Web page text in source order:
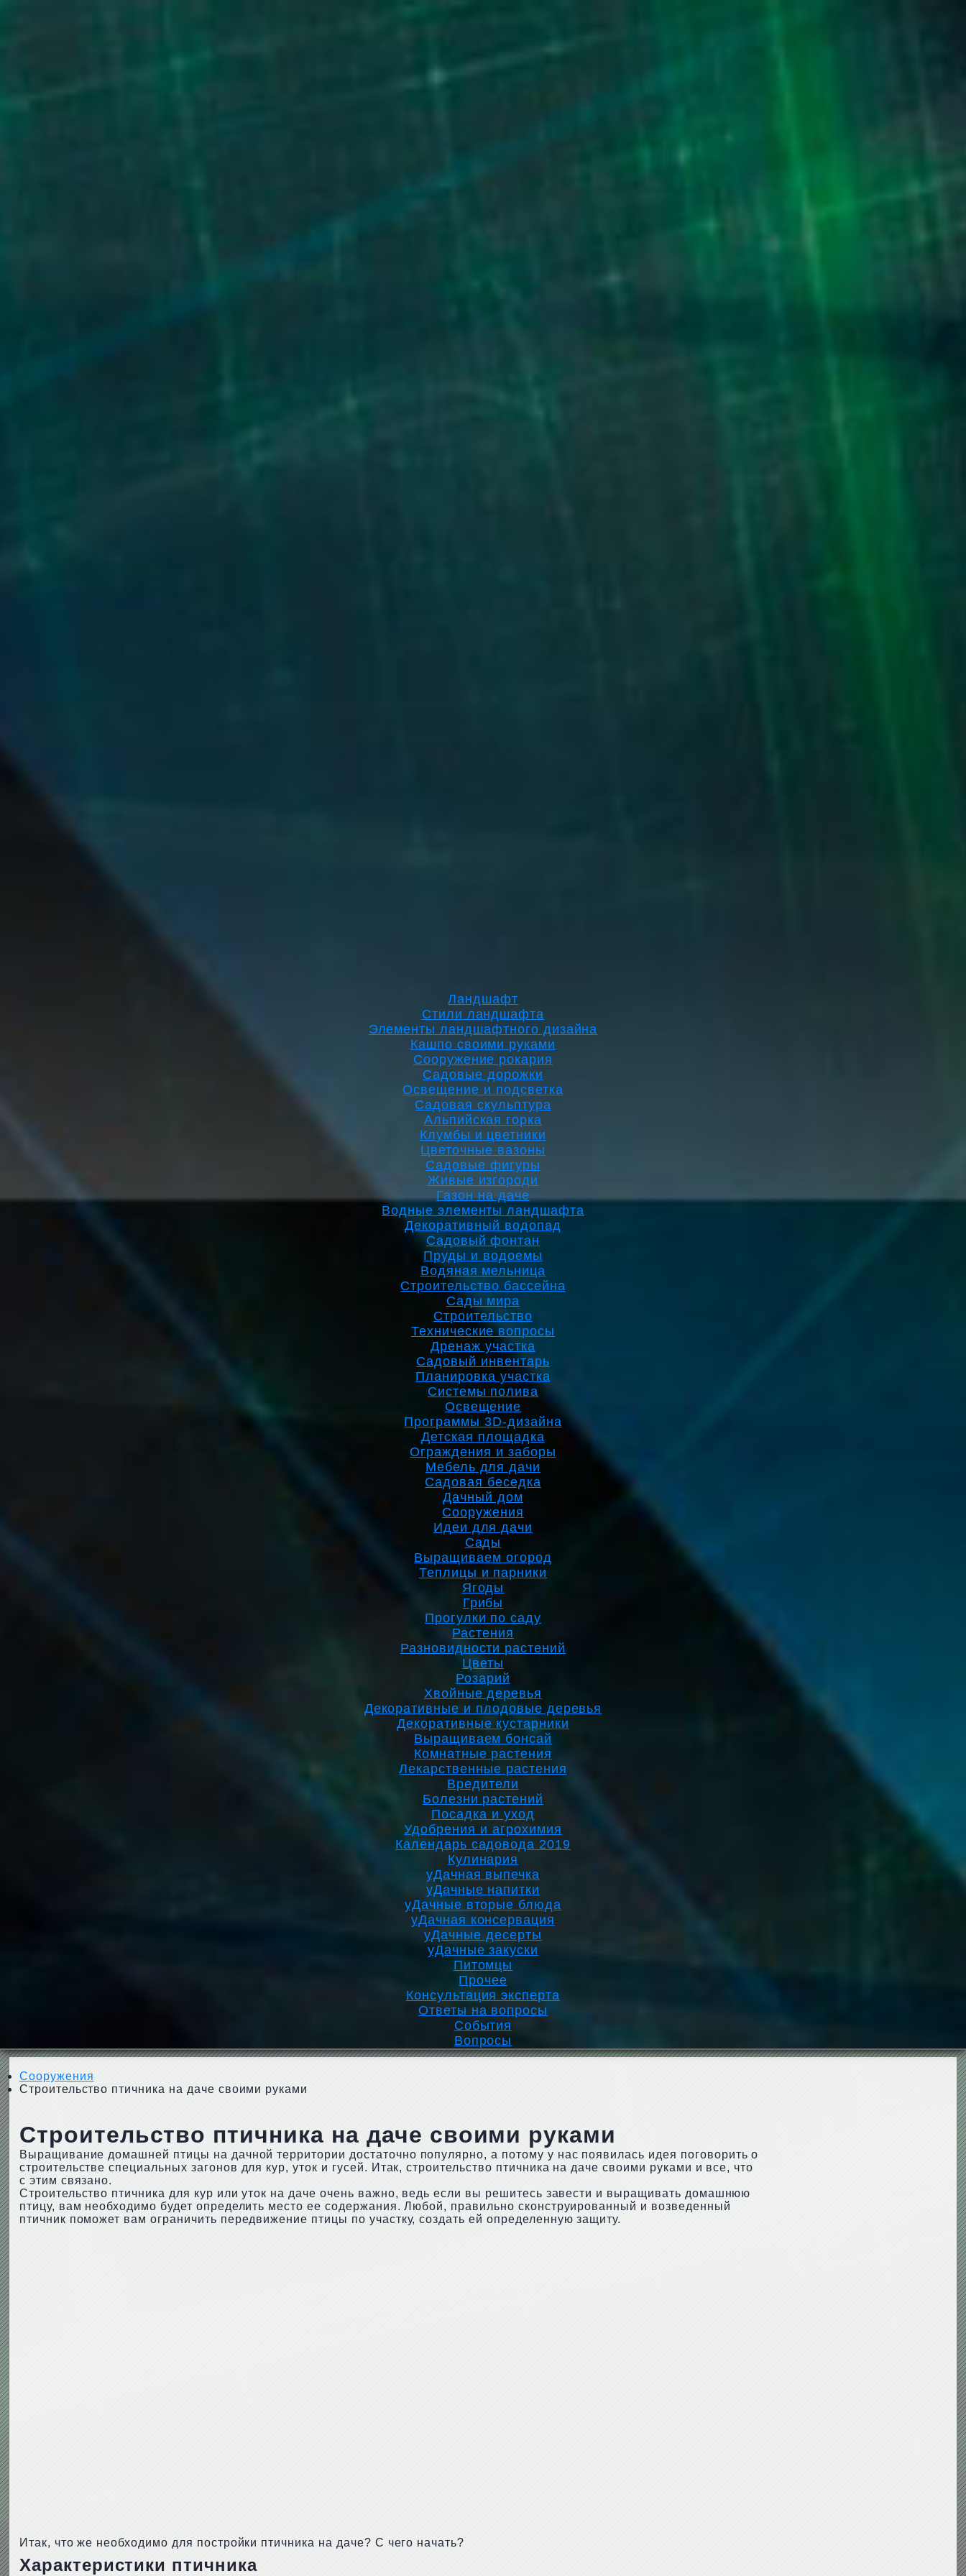
Ландшафт
Стили ландшафта
Элементы ландшафтного дизайна
Кашпо своими руками
Сооружение рокария
Садовые дорожки
Освещение и подсветка
Садовая скульптура
Альпийская горка
Клумбы и цветники
Цветочные вазоны
Садовые фигуры
Живые изгороди
Газон на даче
Водные элементы ландшафта
Декоративный водопад
Садовый фонтан
Пруды и водоемы
Водяная мельница
Строительство бассейна
Сады мира
Строительство
Технические вопросы
Дренаж участка
Садовый инвентарь
Планировка участка
Системы полива
Освещение
Программы 3D-дизайна
Детская площадка
Ограждения и заборы
Мебель для дачи
Садовая беседка
Дачный дом
Сооружения
Идеи для дачи
Сады
Выращиваем огород
Теплицы и парники
Ягоды
Грибы
Прогулки по саду
Растения
Разновидности растений
Цветы
Розарий
Хвойные деревья
Декоративные и плодовые деревья
Декоративные кустарники
Выращиваем бонсай
Комнатные растения
Лекарственные растения
Вредители
Болезни растений
Посадка и уход
Удобрения и агрохимия
Календарь садовода 2019
Кулинария
уДачная выпечка
уДачные напитки
уДачные вторые блюда
уДачная консервация
уДачные десерты
уДачные закуски
Питомцы
Прочее
Консультация эксперта
Ответы на вопросы
События
Вопросы
Сооружения
Строительство птичника на даче своими руками
Строительство птичника на даче своими руками
Выращивание домашней птицы на дачной территории достаточно популярно, а потому у нас появилась идея поговорить о
строительстве специальных загонов для кур, уток и гусей. Итак, строительство птичника на даче своими руками и все, что
с этим связано.
Строительство птичника для кур или уток на даче очень важно, ведь если вы решитесь завести и выращивать домашнюю
птицу, вам необходимо будет определить место ее содержания. Любой, правильно сконструированный и возведенный
птичник поможет вам ограничить передвижение птицы по участку, создать ей определенную защиту.
Итак, что же необходимо для постройки птичника на даче? С чего начать?
Характеристики птичника